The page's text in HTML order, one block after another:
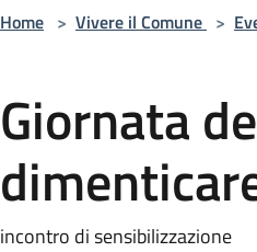
Home > Vivere il Comune >
Giornata
incontro di sensibilizzazione